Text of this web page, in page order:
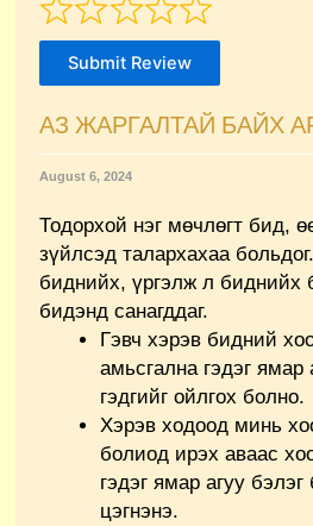
Submit Review
АЗ ЖАРГАЛТАЙ БАЙХ
August 6, 2024
Тодорхой нэг мөчлөгт бид,
зүйлсэд талархахаа
биднийх, үргэлж л
бидэнд санагддаг.
Гэвч хэрэв бидний
амьсгална гэдэг ямар
гэдгийг ойлгох болно.
Хэрэв ходоод минь
болиод ирэх аваас
гэдэг ямар агуу
цэгнэнэ.